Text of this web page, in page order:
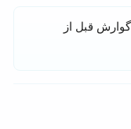
دستگاه گوارش قبل از